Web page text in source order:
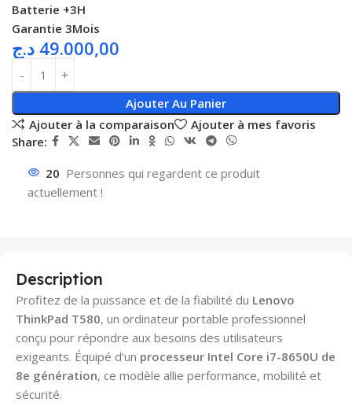
Batterie +3H
Garantie 3Mois
49.000,00 د.ج
Ajouter Au Panier
Ajouter à la comparaison
Ajouter à mes favoris
Share:
20 Personnes qui regardent ce produit
actuellement !
Description
Profitez de la puissance et de la fiabilité du Lenovo
ThinkPad T580, un ordinateur portable professionnel
conçu pour répondre aux besoins des utilisateurs
exigeants. Équipé d’un processeur Intel Core i7-8650U de
8e génération, ce modèle allie performance, mobilité et
sécurité.